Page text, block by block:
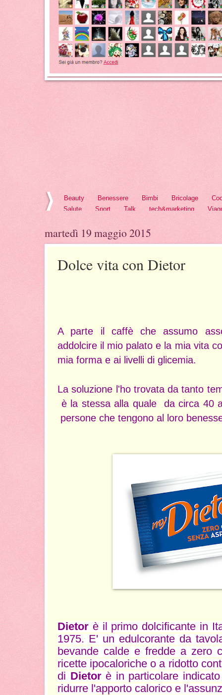
Beauty Benessere Bimbi Bricolage
Salute
Sport Talk tech&marketing
martedì 19 maggio 2015
Dolce vita con Dietor
A parte il caffè che assumo
addolcire il mio palato e la mia vita
mia forma e ai livelli di glicemia.
La soluzione l'ho trovata da tanto
è la stessa alla quale da circa 40
persone che tengono al loro
Dietor è il primo dolcificante in
1975. E' un edulcorante da
bevande calde e fredde a zero
ricette ipocaloriche o a ridotto
di Dietorè in particolare
ridurre l'apporto calorico e